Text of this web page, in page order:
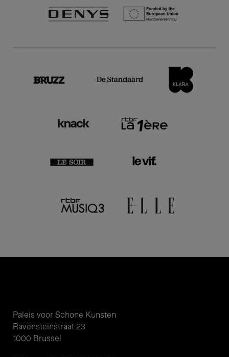
Paleis voor Schone Kunsten
Ravensteinstraat 23
1000 Brussel